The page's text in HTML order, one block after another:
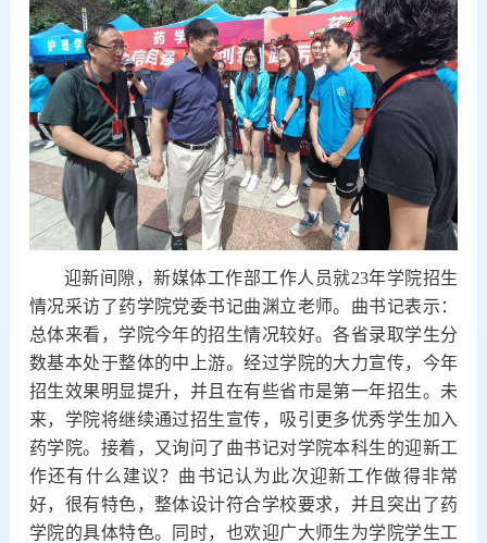
迎新间隙，新媒体工作部工作人员就23年学院招生
情况采访了药学院党委书记曲渊立老师。曲书记表示：
总体来看，学院今年的招生情况较好。各省录取学生分
数基本处于整体的中上游。经过学院的大力宣传，今年
招生效果明显提升，并且在有些省市是第一年招生。未
来，学院将继续通过招生宣传，吸引更多优秀学生加入
药学院。接着，又询问了曲书记对学院本科生的迎新工
作还有什么建议？曲书记认为此次迎新工作做得非常
好，很有特色，整体设计符合学校要求，并且突出了药
学院的具体特色。同时，也欢迎广大师生为学院学生工